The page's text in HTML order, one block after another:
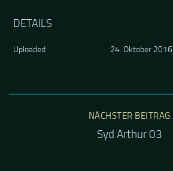
DETAILS
Uploaded 24. Oktober 2016
NÄCHSTER BEITRAG
Syd Arthur 03